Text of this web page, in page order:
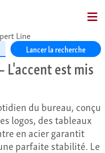
Line
Lancer la recherche
L'accent est mis
du bureau, conçu
logos, des tableaux
en acier garantit
parfaite stabilité. Le